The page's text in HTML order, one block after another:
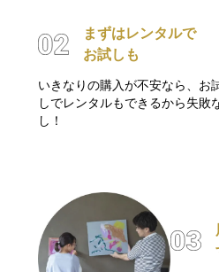
まずはレンタルで
お試しも
いきなりの購入が不安なら、お
しでレンタルもできるから失敗
し！